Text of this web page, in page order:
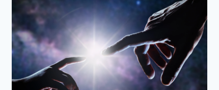
BIBEL